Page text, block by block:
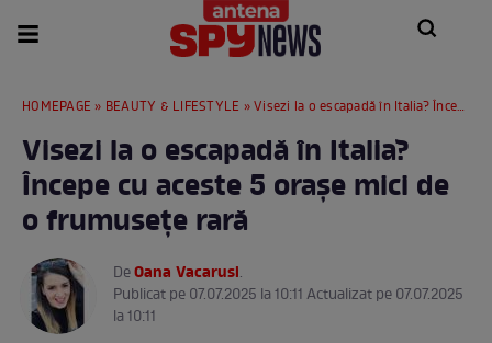
HOMEPAGE » BEAUTY & LIFESTYLE » Visezi la o escapadă în Italia? Începe cu aceste 5 orașe mici de o frumusețe rară
Visezi la o escapadă în Italia?
Începe cu aceste 5 orașe mici de
o frumusețe rară
DeOana Vacarusi.
Publicat pe 07.07.2025 la 10:11 Actualizat pe 07.07.2025
la 10:11